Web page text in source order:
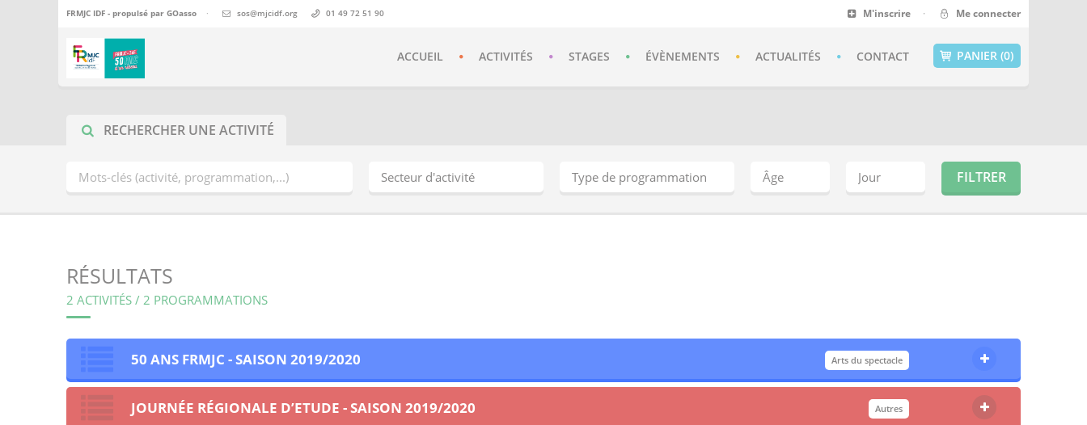
FRMJC IDF - propulsé par GOasso · sos@mjcidf.org 01 49 72 51 90 M'inscrire · Me connecter
PANIER (0)
ACCUEIL ACTIVITÉS STAGES ÉVÈNEMENTS ACTUALITÉS CONTACT
RECHERCHER UNE ACTIVITÉ
RÉSULTATS
2 ACTIVITÉS / 2 PROGRAMMATIONS
50 ANS FRMJC - SAISON 2019/2020 Arts du spectacle
JOURNÉE RÉGIONALE D’ETUDE - SAISON 2019/2020 Autres